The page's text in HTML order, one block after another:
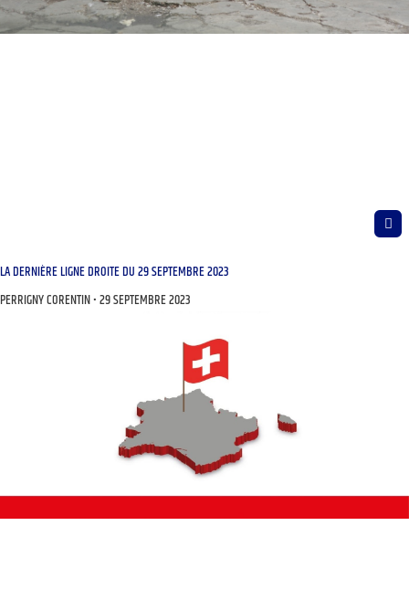
LA DERNIÈRE LIGNE DROITE DU 29 SEPTEMBRE 2023
PERRIGNY CORENTIN 29 SEPTEMBRE 2023